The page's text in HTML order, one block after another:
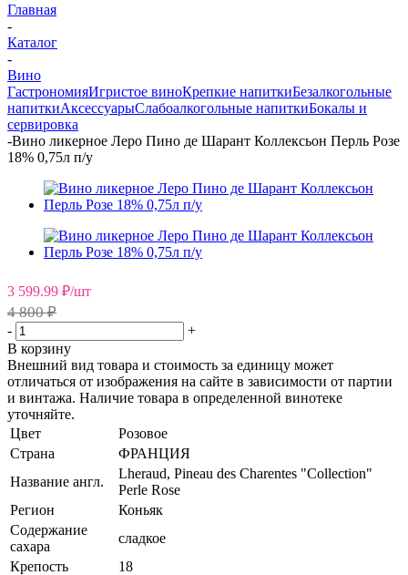
Главная
-
Каталог
-
Вино
ГастрономияИгристое виноКрепкие напиткиБезалкогольные
напиткиАксессуарыСлабоалкогольные напиткиБокалы и
сервировка
-Вино ликерное Леро Пино де Шарант Коллексьон Перль Розе
18% 0,75л п/у
3 599.99 ₽/шт
4 800 ₽
-
+
В корзину
Внешний вид товара и стоимость за единицу может
отличаться от изображения на сайте в зависимости от партии
и винтажа. Наличие товара в определенной винотеке
уточняйте.
Цвет
Розовое
Страна
ФРАНЦИЯ
Название англ.
Lheraud, Pineau des Charentes "Collection"
Perle Rose
Регион
Коньяк
Содержание
сахара
сладкое
Крепость
18